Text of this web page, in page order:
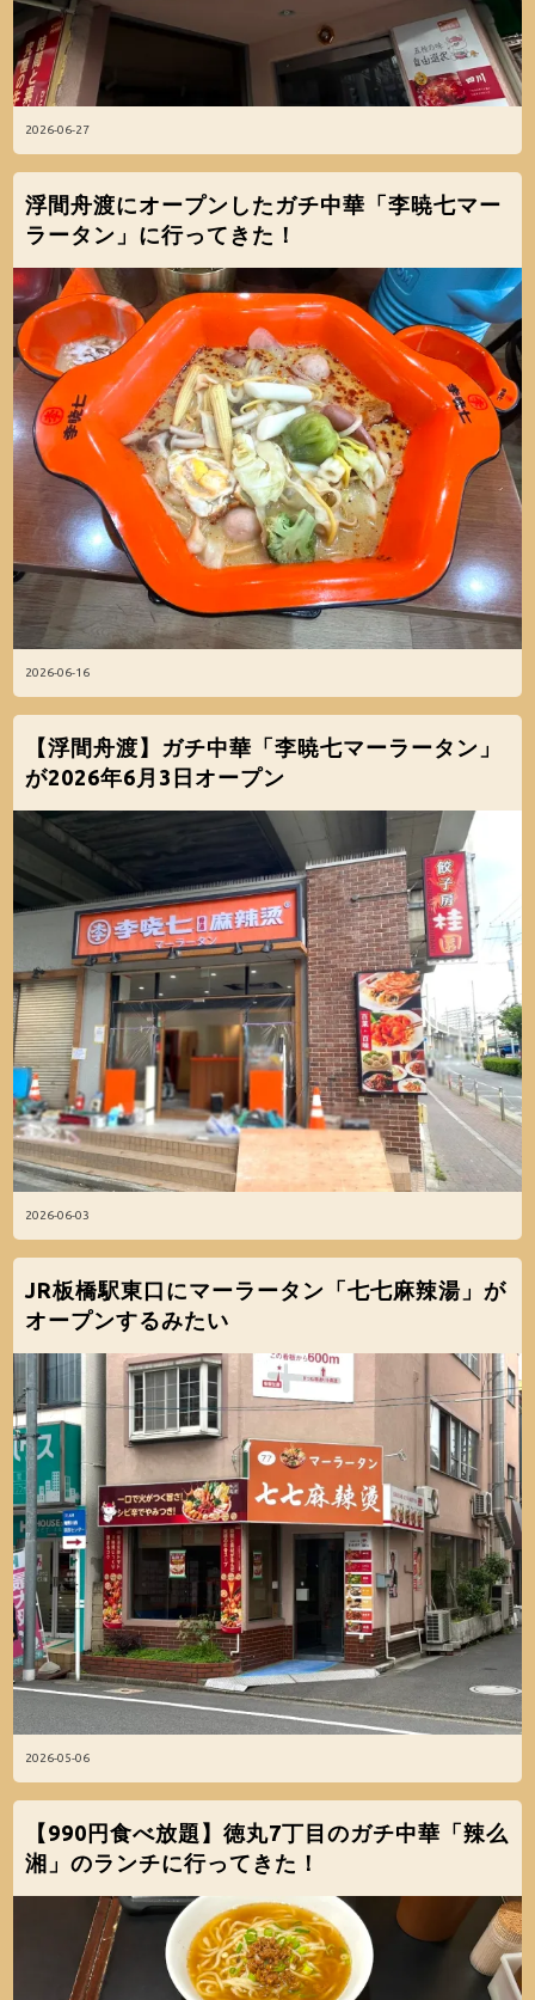
2026-06-27
2026-06-16
浮間舟渡にオープンしたガチ中華「李暁七マー
ラータン」に行ってきた！
2026-06-03
【浮間舟渡】ガチ中華「李暁七マーラータン」
が2026年6月3日オープン
2026-05-06
JR板橋駅東口にマーラータン「七七麻辣湯」が
オープンするみたい
【990円食べ放題】徳丸7丁目のガチ中華「辣么
湘」のランチに行ってきた！